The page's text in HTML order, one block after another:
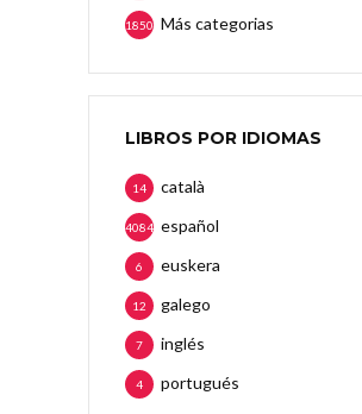
Más categorias
1850
LIBROS POR IDIOMAS
català
14
español
4084
euskera
6
galego
12
inglés
7
portugués
4